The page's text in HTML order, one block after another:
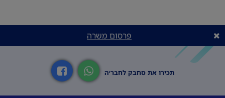
פרסום משרה
תכירו את סחבק לחבר׳ה